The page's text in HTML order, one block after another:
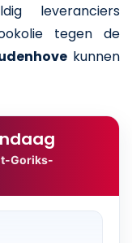
leveranciers
tegen de
kunnen
Goriks-